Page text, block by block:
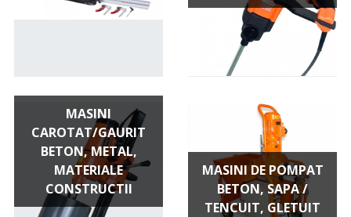
MASINI
CAROTAT/GAURIT
BETON, METAL,
MATERIALE
CONSTRUCTII
MASINI DE POMPAT
BETON, SAPA /
TENCUIT, GLETUIT